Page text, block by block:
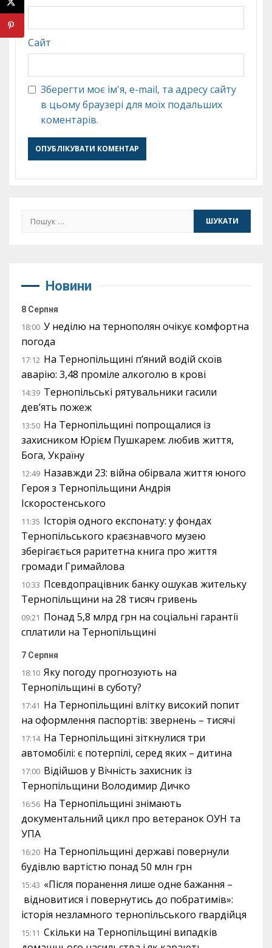
Сайт
Зберегти моє ім'я, e-mail, та адресу сайту
в цьому браузері для моїх подальших
коментарів.
Пошук:
Новини
8 Серпня
18:00 У неділю на тернополян очікує комфортна
погода
17:12 На Тернопільщині п’яний водій скоїв
аварію: 3,48 проміле алкоголю в крові
14:39 Тернопільські рятувальники гасили
дев’ять пожеж
13:50 На Тернопільщині попрощалися із
захисником Юрієм Пушкарем: любив життя,
Бога, Україну
12:49 Назавжди 23: війна обірвала життя юного
Героя з Тернопільщини Андрія
Іскоростенського
11:35 Історія одного експонату: у фондах
Тернопільського краєзнавчого музею
зберігається раритетна книга про життя
громади Гримайлова
10:33 Псевдопрацівник банку ошукав жительку
Тернопільщини на 28 тисяч гривень
09:21 Понад 5,8 млрд грн на соціальні гарантії
сплатили на Тернопільщині
7 Серпня
18:10 Яку погоду прогнозують на
Тернопільщині в суботу?
17:41 На Тернопільщині влітку високий попит
на оформлення паспортів: звернень – тисячі
17:14 На Тернопільщині зіткнулися три
автомобілі: є потерпілі, серед яких – дитина
17:00 Відійшов у Вічність захисник із
Тернопільщини Володимир Дичко
16:56 На Тернопільщині знімають
документальний цикл про ветеранок ОУН та
УПА
16:20 На Тернопільщині державі повернули
будівлю вартістю понад 50 млн грн
15:43 «Після поранення лише одне бажання –
відновитися і повернутись до побратимів»:
історія незламного тернопільського гвардійця
15:11 Скільки на Тернопільщині випадків